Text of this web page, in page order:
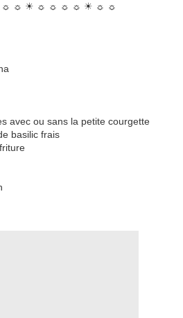
☼ ☀ ☼ ☼ ☼ ☼ ☀ ☼ ☼
avec ou sans la petite courgette
basilic frais